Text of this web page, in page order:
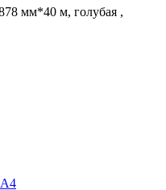
мм*40 м, голубая ,